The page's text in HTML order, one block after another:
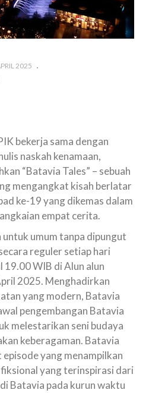
2025
bekerja sama dengan
naskah kenamaan,
“Batavia Tales” – sebuah
mengangkat kisah berlatar
ke-19 yang dikemas dalam
empat cerita.
umum tanpa dipungut
reguler setiap hari
19.00 WIB di Alun alun
2025. Menghadirkan
yang modern, Batavia
pengembangan Batavia
melestarikan seni budaya
keberagaman. Batavia
yang menampilkan
yang terinspirasi dari
Batavia pada kurun waktu